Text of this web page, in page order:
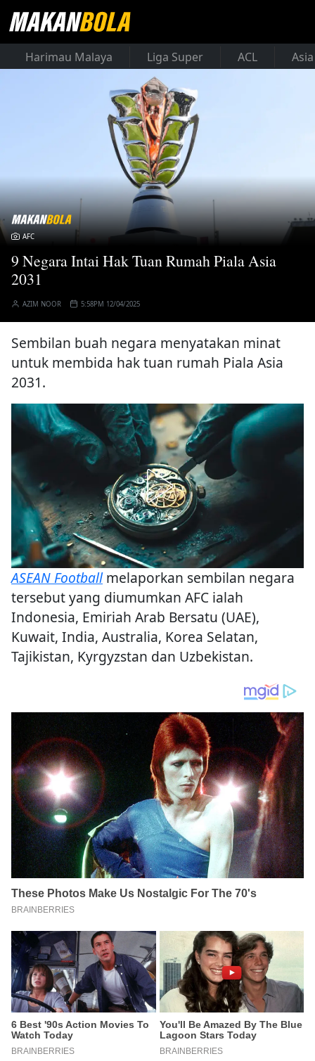
Harimau Malaya Liga Super ACL
AFC
9 Negara Intai Hak Tuan Rumah Piala Asia
2031
AZIM NOOR 5:58PM 12/04/2025
Sembilan buah negara menyatakan minat
untuk membida hak tuan rumah Piala Asia
2031.
ASEAN Footballmelaporkan sembilan negara
tersebut yang diumumkan AFC ialah
Indonesia, Emiriah Arab Bersatu (UAE),
Kuwait, India, Australia, Korea Selatan,
Tajikistan, Kyrgyzstan dan Uzbekistan.